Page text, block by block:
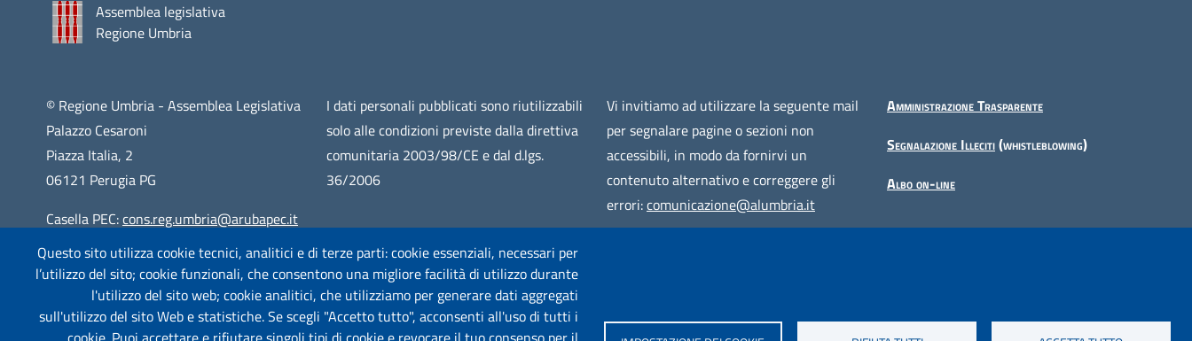
Assemblea legislativa
Regione Umbria
© Regione Umbria - Assemblea Legislativa
Palazzo Cesaroni
Piazza Italia, 2
06121 Perugia PG
Casella PEC:cons.reg.umbria@arubapec.it
Centralino: 075 5761
CF: 94065130547
I dati personali pubblicati sono riutilizzabili
solo alle condizioni previste dalla direttiva
comunitaria 2003/98/CE e dal d.lgs.
36/2006
Vi invitiamo ad utilizzare la seguente mail
per segnalare pagine o sezioni non
accessibili, in modo da fornirvi un
contenuto alternativo e correggere gli
errori:comunicazione@alumbria.it
Amministrazione Trasparente
Segnalazione Illeciti(whistleblowing)
Albo on-line
Questo sito utilizza cookie tecnici, analitici e di terze parti: cookie essenziali, necessari per
l’utilizzo del sito; cookie funzionali, che consentono una migliore facilità di utilizzo durante
l'utilizzo del sito web; cookie analitici, che utilizziamo per generare dati aggregati
sull'utilizzo del sito Web e statistiche. Se scegli "Accetto tutto", acconsenti all'uso di tutti i